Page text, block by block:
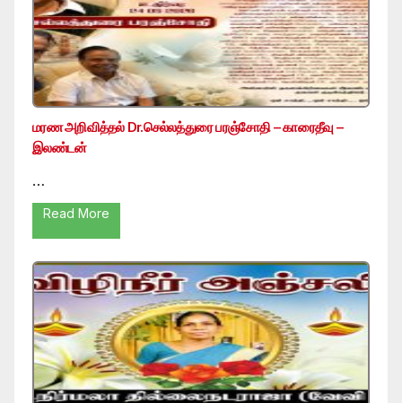
மரண அறிவித்தல் Dr.செல்லத்துரை பரஞ்சோதி – காரைதீவு –
இலண்டன்
…
Read More